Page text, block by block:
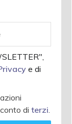
e di
di terzi